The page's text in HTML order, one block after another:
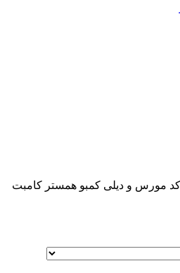
مورس و دیلی کمبو همستر کامبت